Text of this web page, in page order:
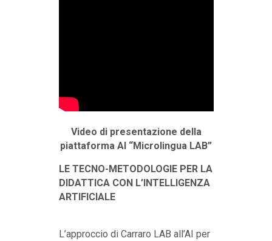
Video di presentazione della
piattaforma AI “Microlingua LAB”
LE TECNO-METODOLOGIE PER LA
DIDATTICA CON L’INTELLIGENZA
ARTIFICIALE
L’approccio di Carraro LAB all’AI per